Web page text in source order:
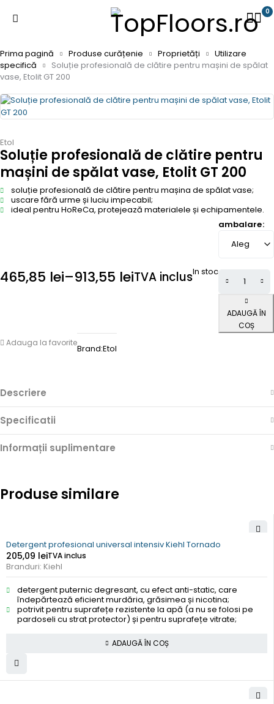
0
Prima pagină Produse curățenie Proprietăți
Utilizare
specifică
Soluție profesională de clătire pentru mașini de spălat
vase, Etolit GT 200
Etol
Soluție profesională de clătire pentru
mașini de spălat vase, Etolit GT 200
soluție profesională de clătire pentru mașina de spălat vase;
uscare fără urme și luciu impecabil;
ideal pentru HoReCa, protejează materialele și echipamentele.
465,85 lei–913,55 leiTVA inclusIn stoc
ambalare
ADAUGĂ ÎN
COȘ
Adauga la favorite
Brand:Etol
Descriere
Specificatii
Informații suplimentare
Produse similare
Detergent profesional universal intensiv Kiehl Tornado
205,09 leiTVA inclus
Branduri: Kiehl
detergent puternic degresant, cu efect anti-static, care
îndepărtează eficient murdăria, grăsimea și nicotina;
potrivit pentru suprafețe rezistente la apă (a nu se folosi pe
pardoseli cu strat protector) și pentru suprafețe vitrate;
ADAUGĂ ÎN COȘ